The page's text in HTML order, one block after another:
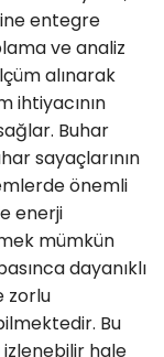
entegre
ve analiz
alınarak
ihtiyacının
Buhar
sayaçlarının
önemli
enerji
mümkün
dayanıklı
zorlu
Bu
hale